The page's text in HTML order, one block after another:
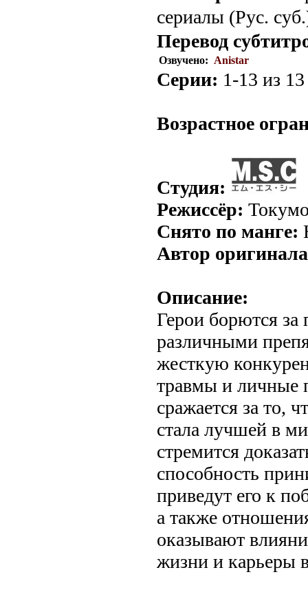
сериалы (Рус.
Перевод
Озвучено: Anistar
Серии: 1-13 из
Возрастное
Студия:
Режиссёр:
Снято по манге:
Автор
Описание:
Герои борются за
различными
жесткую
травмы и
сражается за то,
стала лучшей в
стремится
способность
приведут его к
а также
оказывают
жизни и карьеры